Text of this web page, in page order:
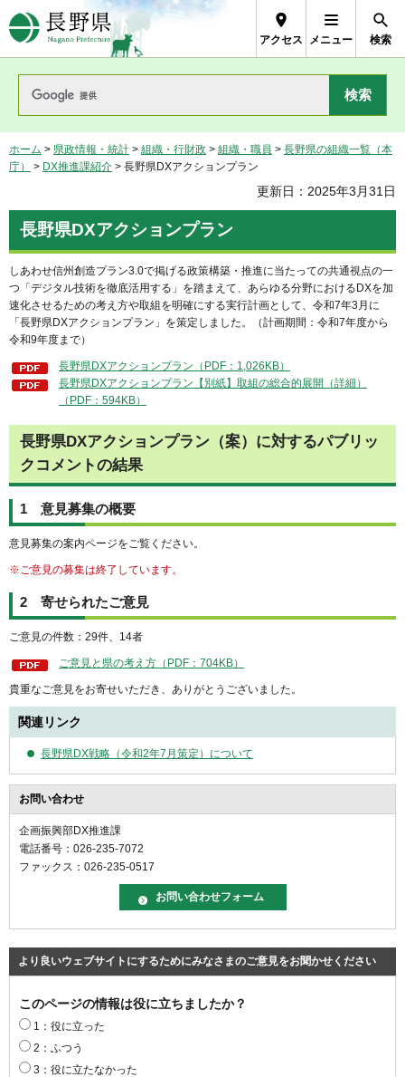
長野県Nagano Prefecture
アクセス メニュー 検索
ホーム > 県政情報・統計 > 組織・行財政 > 組織・職員 > 長野県の組織一覧（本
庁）
> DX推進課紹介 > 長野県DXアクションプラン
更新日：2025年3月31日
長野県DXアクションプラン
しあわせ信州創造プラン3.0で掲げる政策構築・推進に当たっての共通視点の一
つ「デジタル技術を徹底活用する」を踏まえて、あらゆる分野におけるDXを加
速化させるための考え方や取組を明確にする実行計画として、令和7年3月に
「長野県DXアクションプラン」を策定しました。（計画期間：令和7年度から
令和9年度まで）
長野県DXアクションプラン（PDF：1,026KB）
長野県DXアクションプラン【別紙】取組の総合的展開（詳細）
（PDF：594KB）
長野県DXアクションプラン（案）に対するパブリッ
クコメントの結果
1 意見募集の概要
意見募集の案内ページをご覧ください。
※ご意見の募集は終了しています。
2 寄せられたご意見
ご意見の件数：29件、14者
ご意見と県の考え方（PDF：704KB）
貴重なご意見をお寄せいただき、ありがとうございました。
関連リンク
長野県DX戦略（令和2年7月策定）について
お問い合わせ
企画振興部DX推進課
電話番号：026-235-7072
ファックス：026-235-0517
より良いウェブサイトにするためにみなさまのご意見をお聞かせください
このページの情報は役に立ちましたか？
1：役に立った
2：ふつう
3：役に立たなかった